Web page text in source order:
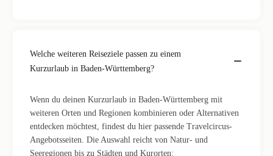
Welche weiteren Reiseziele passen zu einem
Kurzurlaub in Baden-Württemberg?
Wenn du deinen Kurzurlaub in Baden-Württemberg mit
weiteren Orten und Regionen kombinieren oder Alternativen
entdecken möchtest, findest du hier passende Travelcircus-
Angebotsseiten. Die Auswahl reicht von Natur- und
Seeregionen bis zu Städten und Kurorten: